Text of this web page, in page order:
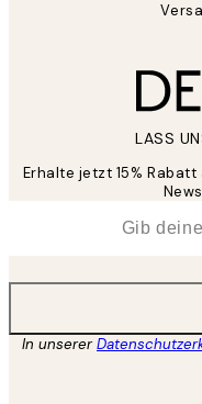
LASS
Erhalte jetzt 15%
In unserer